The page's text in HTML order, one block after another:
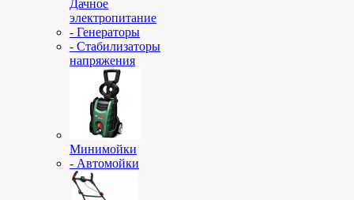
Дачное
электропитание
- Генераторы
- Стабилизаторы
напряжения
Минимойки
- Автомойки